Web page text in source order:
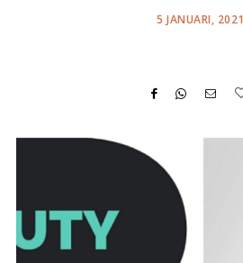
POSTED
5 JANUARI, 2021